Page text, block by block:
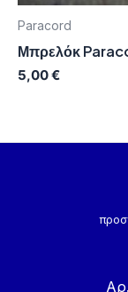
Paracord
Μπρελόκ
5,00€